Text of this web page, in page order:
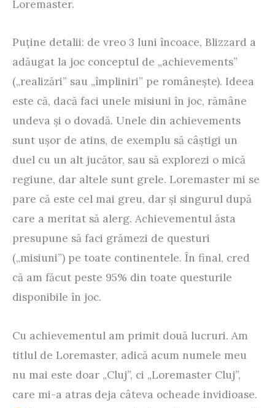
Loremaster.
Puţine detalii: de vreo 3 luni încoace, Blizzard a
adăugat la joc conceptul de „achievements”
(„realizări” sau „împliniri” pe româneşte). Ideea
este că, dacă faci unele misiuni în joc, rămâne
undeva şi o dovadă. Unele din achievements
sunt uşor de atins, de exemplu să câştigi un
duel cu un alt jucător, sau să explorezi o mică
regiune, dar altele sunt grele. Loremaster mi se
pare că este cel mai greu, dar şi singurul după
care a meritat să alerg. Achievementul ăsta
presupune să faci grămezi de questuri
(„misiuni”) pe toate continentele. În final, cred
că am făcut peste 95% din toate questurile
disponibile în joc.
Cu achievementul am primit două lucruri. Am
titlul de Loremaster, adică acum numele meu
nu mai este doar „Cluj”, ci „Loremaster Cluj”,
care mi-a atras deja câteva ocheade invidioase.